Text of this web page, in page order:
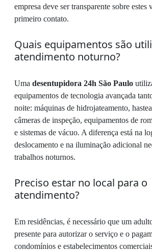
empresa deve ser transparente sobre estes
primeiro contato.
Quais equipamentos são
atendimento noturno?
Uma desentupidora 24h São Paulo
equipamentos de tecnologia avançada
noite: máquinas de hidrojateamento,
câmeras de inspeção, equipamentos de
e sistemas de vácuo. A diferença está na
deslocamento e na iluminação adicional
trabalhos noturnos.
Preciso estar no local para o
atendimento?
Em residências, é necessário que um
presente para autorizar o serviço e o
condomínios e estabelecimentos